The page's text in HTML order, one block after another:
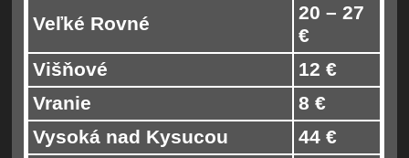
Veľké Rovné
20 – 27
€
Višňové
12 €
Vranie
8 €
Vysoká nad Kysucou
44 €